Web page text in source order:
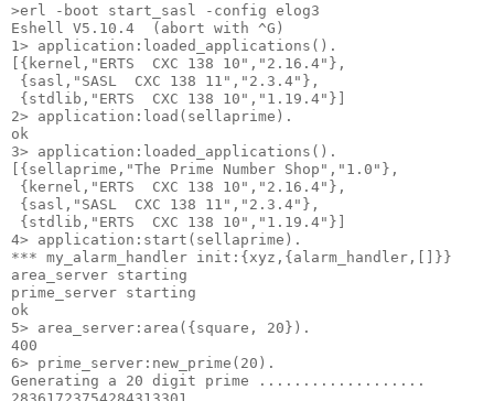
>erl -boot start_sasl -config elog3
Eshell V5.10.4  (abort with ^G)
1> application:loaded_applications().
[{kernel,"ERTS  CXC 138 10","2.16.4"},
{sasl,"SASL  CXC 138 11","2.3.4"},
{stdlib,"ERTS  CXC 138 10","1.19.4"}]
2> application:load(sellaprime).
ok
3> application:loaded_applications().
[{sellaprime,"The Prime Number Shop","1.0"},
{kernel,"ERTS  CXC 138 10","2.16.4"},
{sasl,"SASL  CXC 138 11","2.3.4"},
{stdlib,"ERTS  CXC 138 10","1.19.4"}]
4> application:start(sellaprime).
*** my_alarm_handler init:{xyz,{alarm_handler,[]}}
area_server starting
prime_server starting
ok
5> area_server:area({square, 20}).
400
6> prime_server:new_prime(20).
Generating a 20 digit prime ...................